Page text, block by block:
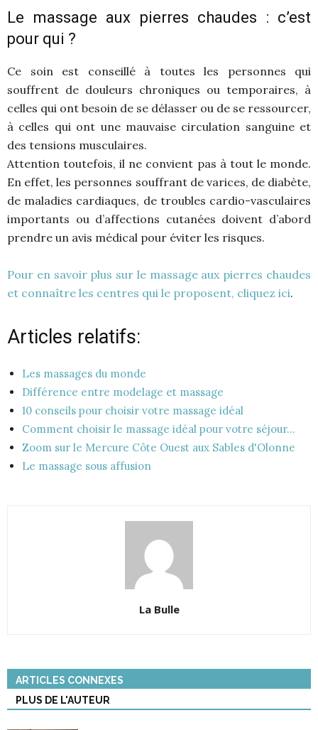
Le massage aux pierres chaudes : c’est
pour qui ?
Ce soin est conseillé à toutes les personnes qui
souffrent de douleurs chroniques ou temporaires, à
celles qui ont besoin de se délasser ou de se ressourcer,
à celles qui ont une mauvaise circulation sanguine et
des tensions musculaires.
Attention toutefois, il ne convient pas à tout le monde.
En effet, les personnes souffrant de varices, de diabète,
de maladies cardiaques, de troubles cardio-vasculaires
importants ou d’affections cutanées doivent d’abord
prendre un avis médical pour éviter les risques.
Pour en savoir plus sur le massage aux pierres chaudes
et connaître les centres qui le proposent, cliquez ici.
Articles relatifs:
Les massages du monde
Différence entre modelage et massage
10 conseils pour choisir votre massage idéal
Comment choisir le massage idéal pour votre séjour…
Zoom sur le Mercure Côte Ouest aux Sables d'Olonne
Le massage sous affusion
La Bulle
ARTICLES CONNEXES
PLUS DE L'AUTEUR